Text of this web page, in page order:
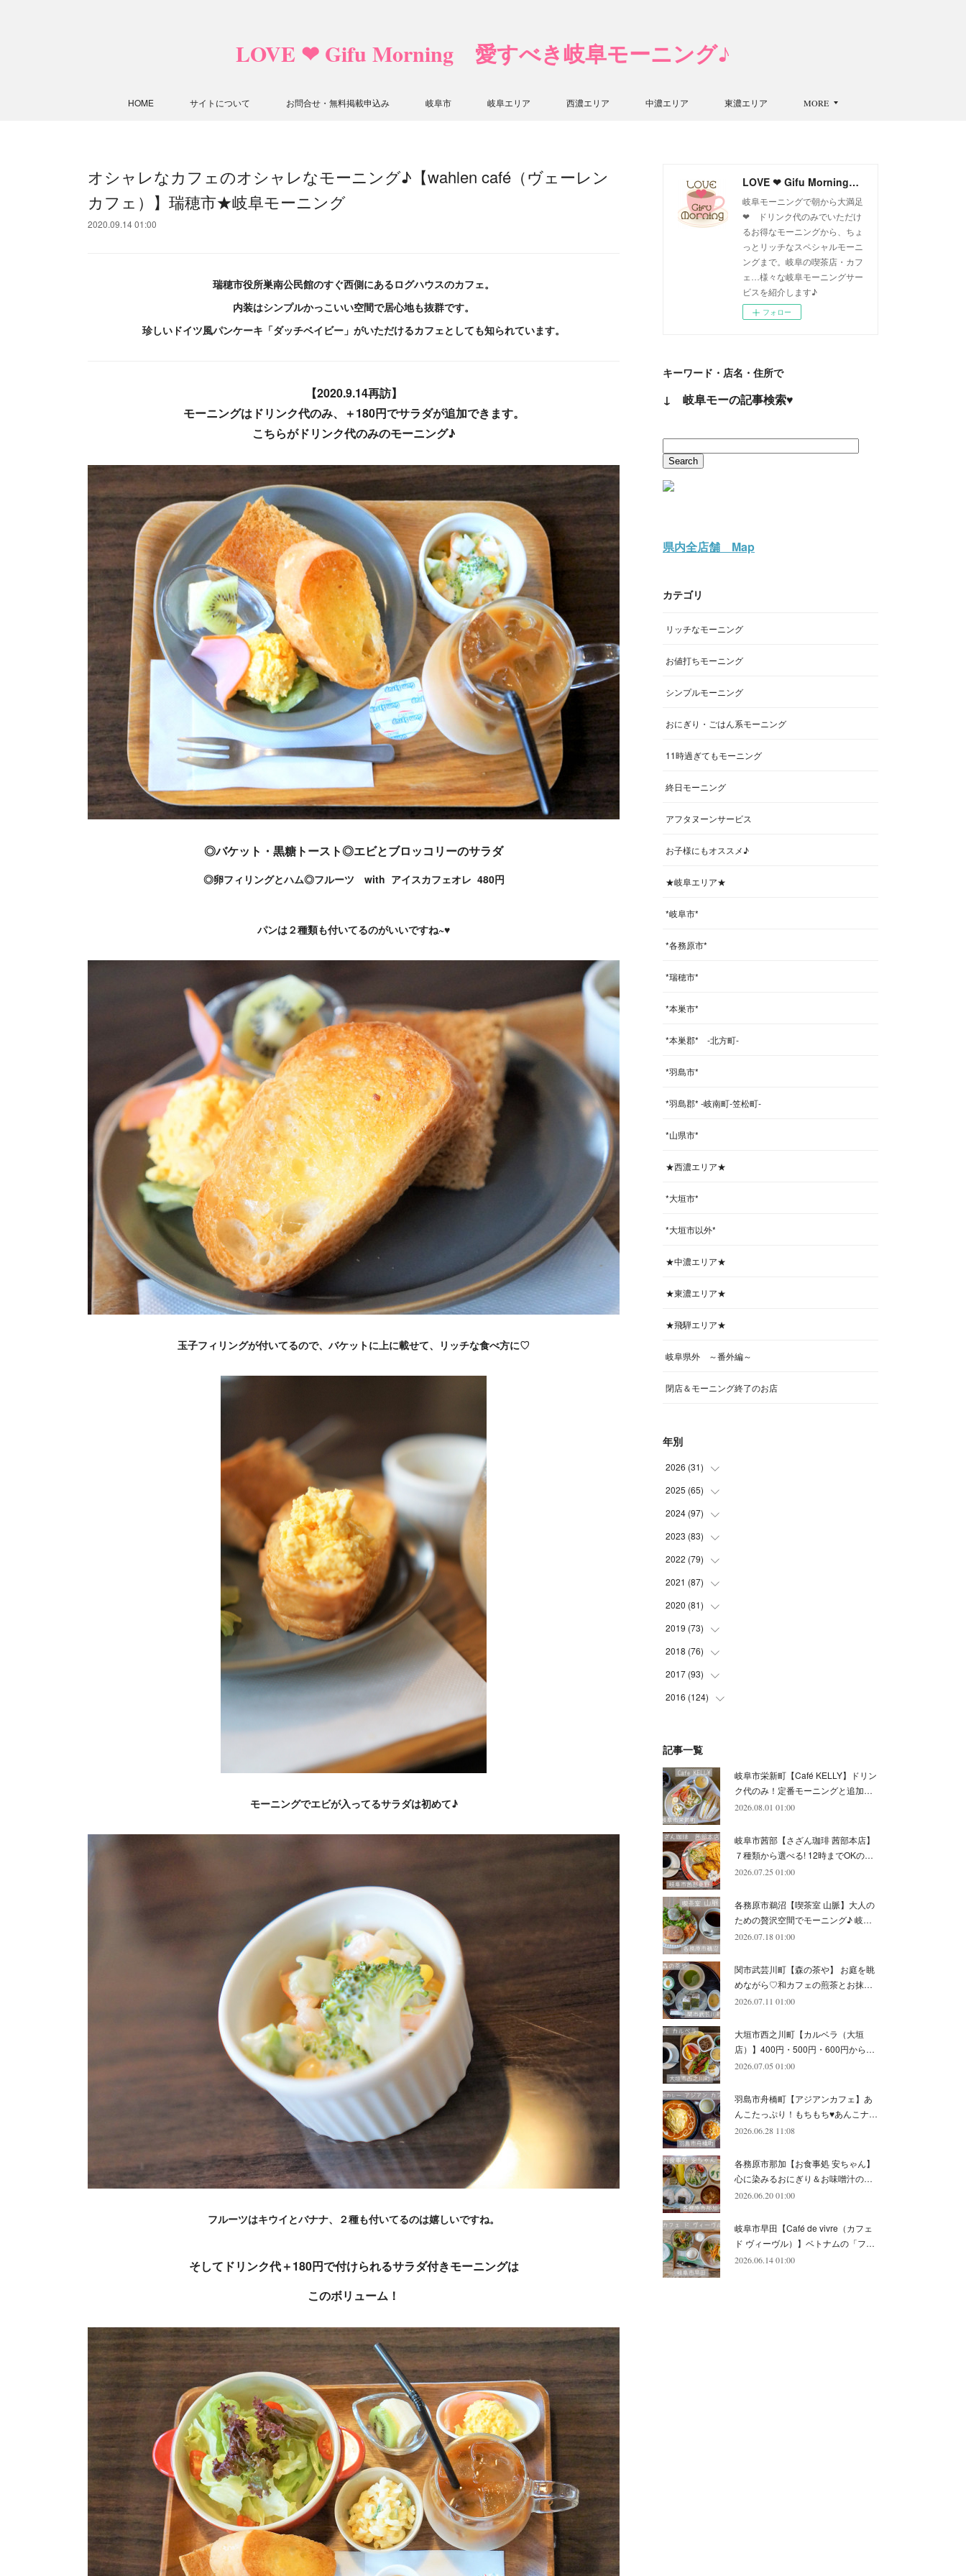
LOVE ❤ Gifu Morning 愛すべき岐阜モーニング♪
HOME サイトについて お問合せ・無料掲載申込み 岐阜市 岐阜エリア 西濃エリア 中濃エリア 東濃エリア MORE
オシャレなカフェのオシャレなモーニング♪【wahlen café（ヴェーレン
カフェ）】瑞穂市★岐阜モーニング
2020.09.14 01:00
瑞穂市役所巣南公民館のすぐ西側にあるログハウスのカフェ。
内装はシンプルかっこいい空間で居心地も抜群です。
珍しいドイツ風パンケーキ「ダッチベイビー」がいただけるカフェとしても知られています。
【2020.9.14再訪】
モーニングはドリンク代のみ、＋180円でサラダが追加できます。
こちらがドリンク代のみのモーニング♪
◎バケット・黒糖トースト◎エビとブロッコリーのサラダ
◎卵フィリングとハム◎フルーツ with アイスカフェオレ 480円
パンは２種類も付いてるのがいいですね~♥
玉子フィリングが付いてるので、バケットに上に載せて、リッチな食べ方に♡
モーニングでエビが入ってるサラダは初めて♪
フルーツはキウイとバナナ、２種も付いてるのは嬉しいですね。
そしてドリンク代＋180円で付けられるサラダ付きモーニングは
このボリューム！
LOVE ❤ Gifu Morning 愛すべき岐阜モーニング♪
岐阜モーニングで朝から大満足
❤ ドリンク代のみでいただけ
るお得なモーニングから、ちょ
っとリッチなスペシャルモーニ
ングまで。岐阜の喫茶店・カフ
ェ…様々な岐阜モーニングサー
ビスを紹介します♪
フォロー
キーワード・店名・住所で
↓ 岐阜モーの記事検索♥
県内全店舗 Map
カテゴリ
リッチなモーニング
お値打ちモーニング
シンプルモーニング
おにぎり・ごはん系モーニング
11時過ぎてもモーニング
終日モーニング
アフタヌーンサービス
お子様にもオススメ♪
★岐阜エリア★
*岐阜市*
*各務原市*
*瑞穂市*
*本巣市*
*本巣郡* -北方町-
*羽島市*
*羽島郡* -岐南町-笠松町-
*山県市*
★西濃エリア★
*大垣市*
*大垣市以外*
★中濃エリア★
★東濃エリア★
★飛騨エリア★
岐阜県外 ～番外編～
閉店＆モーニング終了のお店
年別
2026 (31)
(4
(4
(5
(4
(5
(4
(5
2025 (65)
(5
(6
(6
(6
(5
(4
(5
(7
(7
2024 (97)
(5
(7
(7
(8
(9
(8
(11
(8)
(6
(10)
2023 (83)
(6
(7
(7
(9
(8
(7
(7)
(5
(6)
(8)
2022 (79)
(4
(8
(10
)
(7
(8
(9)
(4)
(6)
2021 (87)
(12
)
(9
(11
)
(1
(6)
( 7)
(9)
(2)
2020 (81)
(10
)
(11
)
(8
(7)
(5)
(1)
(8)
(4)
(7)
2019 (73)
(4
(6
(4)
(5)
(4)
(4)
(10)
(10)
(6)
2018 (76)
(9
(3)
(8)
(7)
(6)
(5)
(6)
(8)
(8)
2017 (93)
(7)
(8)
(8)
(8)
(9)
(9)
(9)
(7)
(11)
2016 (124)
(10)
(12)
(16)
(9)
(13)
(8)
(6)
(12)
(6)
記事一覧
岐阜市栄新町【Café KELLY】ドリン
ク代のみ！定番モーニングと追加…
2026.08.01 01:00
岐阜市茜部【さざん珈琲 茜部本店】
７種類から選べる! 12時までOKの…
2026.07.25 01:00
各務原市鵜沼【喫茶室 山脈】大人の
ための贅沢空間でモーニング♪ 岐…
2026.07.18 01:00
関市武芸川町【森の茶や】 お庭を眺
めながら♡和カフェの煎茶とお抹…
2026.07.11 01:00
大垣市西之川町【カルベラ（大垣
店）】400円・500円・600円から…
2026.07.05 01:00
羽島市舟橋町【アジアンカフェ】あ
んこたっぷり！もちもち♥あんこナ…
2026.06.28 11:08
各務原市那加【お食事処 安ちゃん】
心に染みるおにぎり＆お味噌汁の…
2026.06.20 01:00
岐阜市早田【Café de vivre（カフェ
ド ヴィーヴル）】ベトナムの「フ…
2026.06.14 01:00